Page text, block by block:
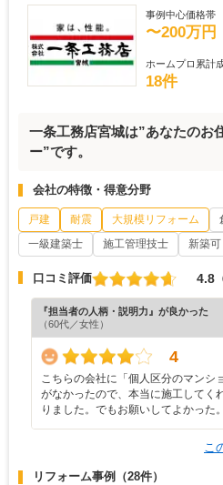
事例中心価格帯
〜200万円
ホームプロ累計
18件
一条工務店宮城は”あなたのお
ー”です。
会社の特徴・得意分野
戸建 耐震 大規模リフォーム
一級建築士
施工管理技士 新築可
口コミ評価 4.8
『担当者の人柄・説明力』が良かった
（60代／女性）
4
こちらの会社に「個人区分のマンシ
がなかったので、本当に施工してく
りました。でもお願いしてよかった
こ
リフォーム事例 （28件）